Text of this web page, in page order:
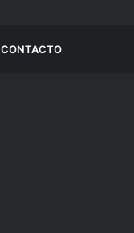
CONTACTO